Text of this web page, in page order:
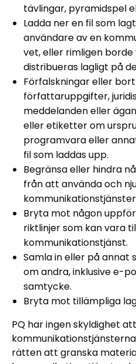
tävlingar, pyramidspel
Ladda ner en fil som
användare av en
vet, eller rimligen
distribueras lagligt på
Förfalskningar eller
författaruppgifter,
meddelanden eller
eller etiketter om
programvara eller
fil som laddas upp.
Begränsa eller hindra
från att använda och
Bryta mot någon
riktlinjer som kan vara
kommunikationstjänst.
Samla in eller på annat
om andra, inklusive e-
samtycke.
Bryta mot tillämpliga
PQ har ingen skyldighet
rätten att granska